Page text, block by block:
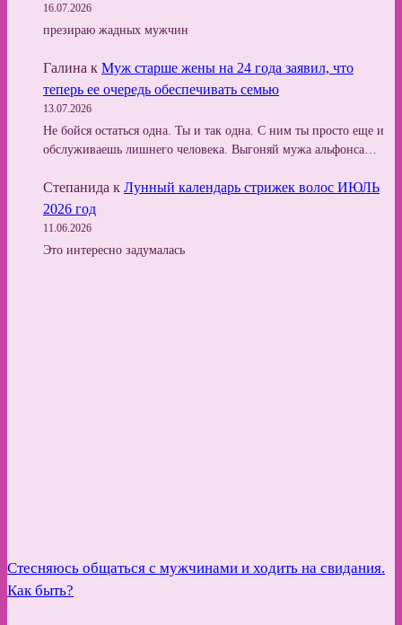
16.07.2026
презираю жадных мужчин
Галина к Муж старше жены на 24 года заявил, что
теперь ее очередь обеспечивать семью
13.07.2026
Не бойся остаться одна. Ты и так одна. С ним ты просто еще и
обслуживаешь лишнего человека. Выгоняй мужа альфонса…
Степанида к Лунный календарь стрижек волос ИЮЛЬ
2026 год
11.06.2026
Это интересно задумалась
Стесняюсь общаться с мужчинами и ходить на свидания.
Как быть?